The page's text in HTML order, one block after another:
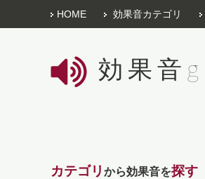
HOME 効果音カテゴリ
効果音g
カテゴリ から効果音を探す